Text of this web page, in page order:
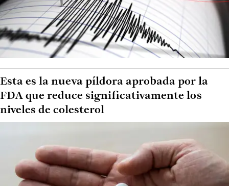
Esta es la nueva píldora aprobada por la
FDA que reduce significativamente los
niveles de colesterol